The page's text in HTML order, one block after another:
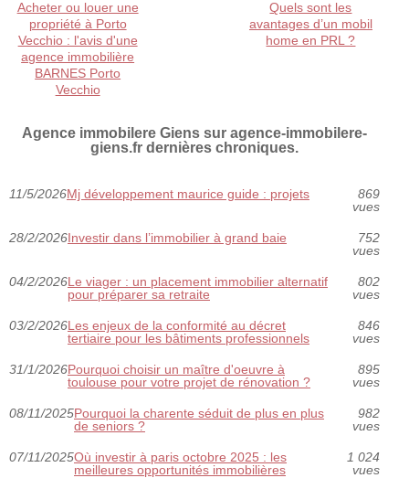
Acheter ou louer une
propriété à Porto
Vecchio : l'avis d'une
agence immobilière
BARNES Porto
Vecchio
Quels sont les
avantages d’un mobil
home en PRL ?
Agence immobilere Giens sur agence-immobilere-
giens.fr dernières chroniques.
11/5/2026Mj développement maurice guide : projets
869
vues
28/2/2026Investir dans l’immobilier à grand baie
752
vues
04/2/2026Le viager : un placement immobilier alternatif
pour préparer sa retraite
802
vues
03/2/2026Les enjeux de la conformité au décret
tertiaire pour les bâtiments professionnels
846
vues
31/1/2026Pourquoi choisir un maître d'oeuvre à
toulouse pour votre projet de rénovation ?
895
vues
08/11/2025Pourquoi la charente séduit de plus en plus
de seniors ?
982
vues
07/11/2025Où investir à paris octobre 2025 : les
meilleures opportunités immobilières
1 024
vues